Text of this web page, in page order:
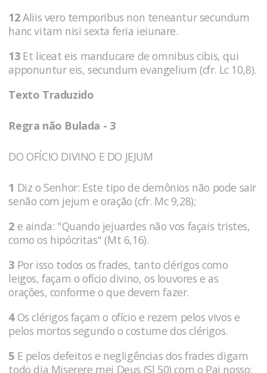
12Aliis vero temporibus non teneantur secundum
hanc vitam nisi sexta feria ieiunare.
13Et liceat eis manducare de omnibus cibis, qui
apponuntur eis, secundum evangelium (cfr. Lc 10,8).
Texto Traduzido
Regra não Bulada - 3
DO OFÍCIO DIVINO E DO JEJUM
1 Diz o Senhor: Este tipo de demônios não pode sair
senão com jejum e oração (cfr. Mc 9,28);
2 e ainda: "Quando jejuardes não vos façais tristes,
como os hipócritas" (Mt 6,16).
3 Por isso todos os frades, tanto clérigos como
leigos, façam o ofício divino, os louvores e as
orações, conforme o que devem fazer.
4Os clérigos façam o ofício e rezem pelos vivos e
pelos mortos segundo o costume dos clérigos.
5 E pelos defeitos e negligências dos frades digam
todo dia Miserere mei Deus (Sl 50) com o Pai nosso;